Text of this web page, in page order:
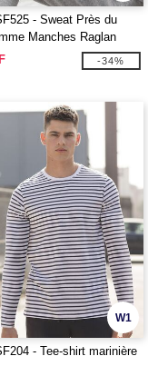
- Sweat Près du
Manches Raglan
-34%
W1
- Tee-shirt marinière